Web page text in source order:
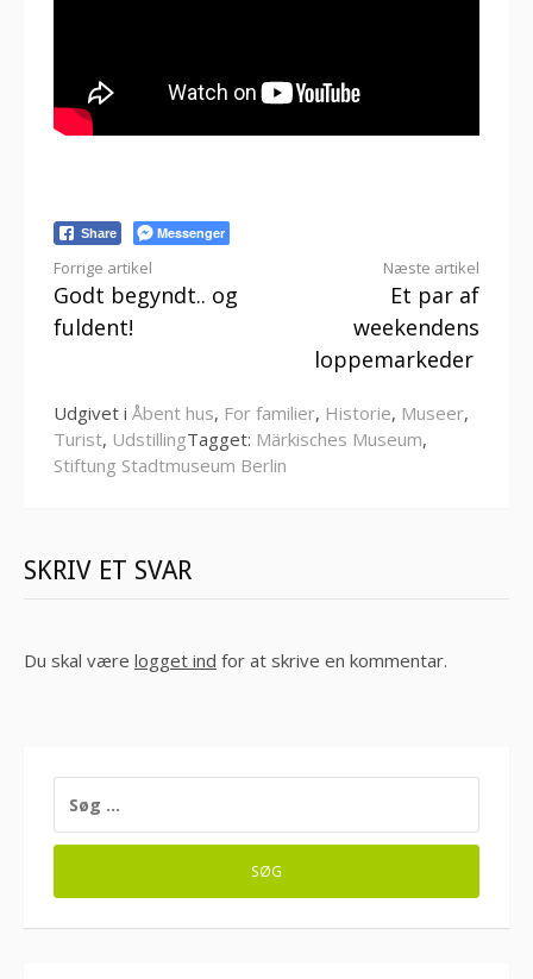
Share Messenger
Læs
videre
Forrige artikel
Godt begyndt.. og
fuldent!
Næste artikel
Et par af
weekendens
loppemarkeder
Udgivet i Åbent hus, For familier, Historie, Museer,
Turist, UdstillingTagget: Märkisches Museum,
Stiftung Stadtmuseum Berlin
SKRIV ET SVAR
Du skal være logget ind for at skrive en kommentar.
EFTER: